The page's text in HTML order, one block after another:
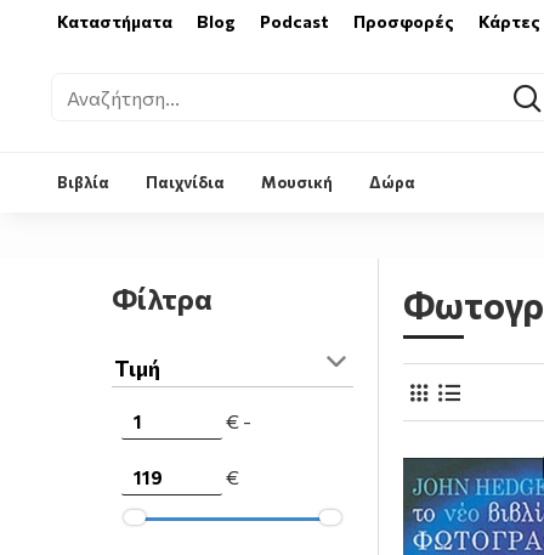
Καταστήματα Blog Podcast Προσφορές
Βιβλία Παιχνίδια Μουσική Δώρα
Φίλτρα
Τιμή
€ -
€